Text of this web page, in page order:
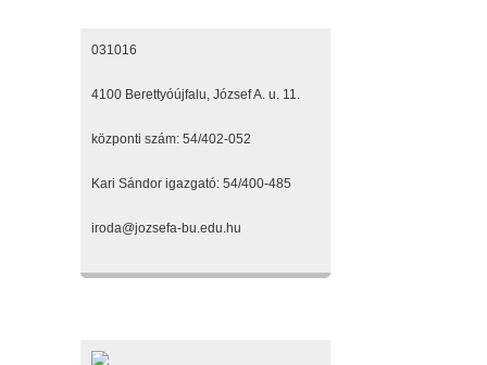
031016
4100 Berettyóújfalu, József A. u. 11.
központi szám: 54/402-052
Kari Sándor igazgató: 54/400-485
iroda@jozsefa-bu.edu.hu